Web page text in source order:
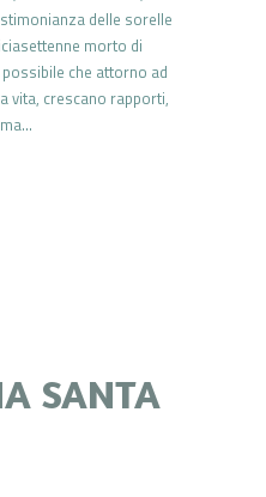
delle sorelle
morto di
che attorno ad
vita, crescano rapporti,
SANTA